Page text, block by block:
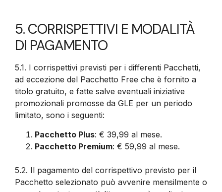
5. CORRISPETTIVI E MODALITÀ
DI PAGAMENTO
5.1. I corrispettivi previsti per i differenti Pacchetti,
ad eccezione del Pacchetto Free che è fornito a
titolo gratuito, e fatte salve eventuali iniziative
promozionali promosse da GLE per un periodo
limitato, sono i seguenti:
Pacchetto Plus: € 39,99 al mese.
Pacchetto Premium: € 59,99 al mese.
5.2. Il pagamento del corrispettivo previsto per il
Pacchetto selezionato può avvenire mensilmente o